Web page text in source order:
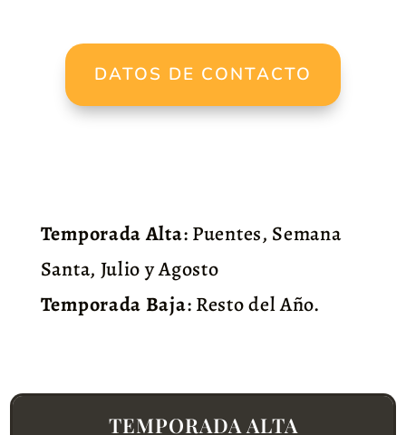
DATOS DE CONTACTO
Temporada Alta: Puentes, Semana
Santa, Julio y Agosto
Temporada Baja: Resto del Año.
TEMPORADA ALTA